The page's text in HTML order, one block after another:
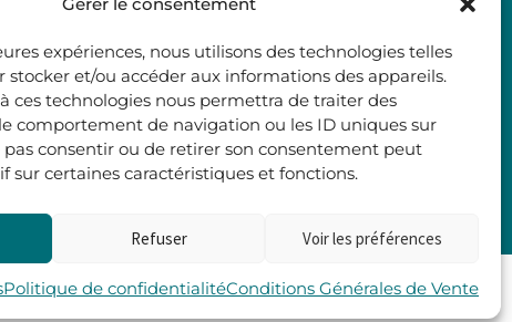
expériences, nous utilisons des technologies telles
stocker et/ou accéder aux informations des appareils.
ces technologies nous permettra de traiter des
comportement de navigation ou les ID uniques sur
pas consentir ou de retirer son consentement peut
sur certaines caractéristiques et fonctions.
Refuser Voir les préférences
Politique de confidentialitéConditions Générales de Vente
Les 2 Rives